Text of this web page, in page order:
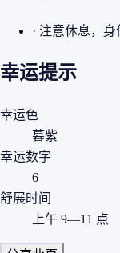
· 注意休息，
幸运提示
幸运色
暮紫
幸运数字
6
舒展时间
上午 9—11 点